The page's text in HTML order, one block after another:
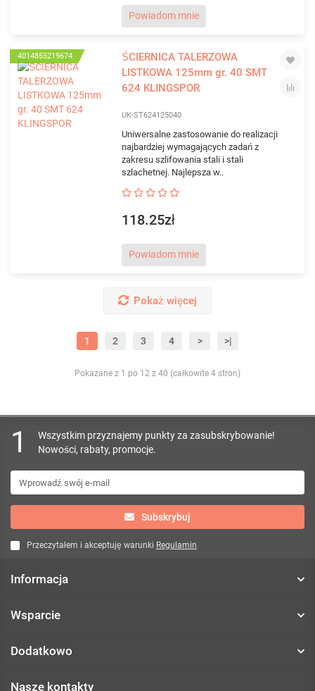
Powiadom mnie
4014855219674
ŚCIERNICA TALERZOWA
LISTKOWA 125mm gr. 40 SMT
624 KLINGSPOR
UK-ST624125040
Uniwersalne zastosowanie do realizacji
najbardziej wymagających zadań z
zakresu szlifowania stali i stali
szlachetnej. Najlepsza w..
118.25zł
Powiadom mnie
Pokaż więcej
1 2 3 4 > >|
Pokazane z 1 po 12 z 40 (całkowite 4 stron)
1
Wszystkim przyznajemy punkty za zasubskrybowanie!
Nowości, rabaty, promocje.
Subskrybuj
Przeczytałem i akceptuję warunki Regulamin
Informacja
Wsparcie
Dodatkowo
Nasze kontakty